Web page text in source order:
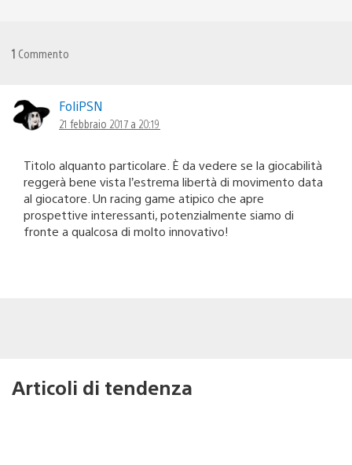
1 Commento
FoliPSN
21 febbraio 2017 a 20:19
Titolo alquanto particolare. È da vedere se la giocabilità
reggerà bene vista l’estrema libertà di movimento data
al giocatore. Un racing game atipico che apre
prospettive interessanti, potenzialmente siamo di
fronte a qualcosa di molto innovativo!
Articoli di tendenza